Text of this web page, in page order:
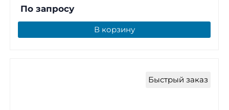
По запросу
В корзину
Быстрый заказ